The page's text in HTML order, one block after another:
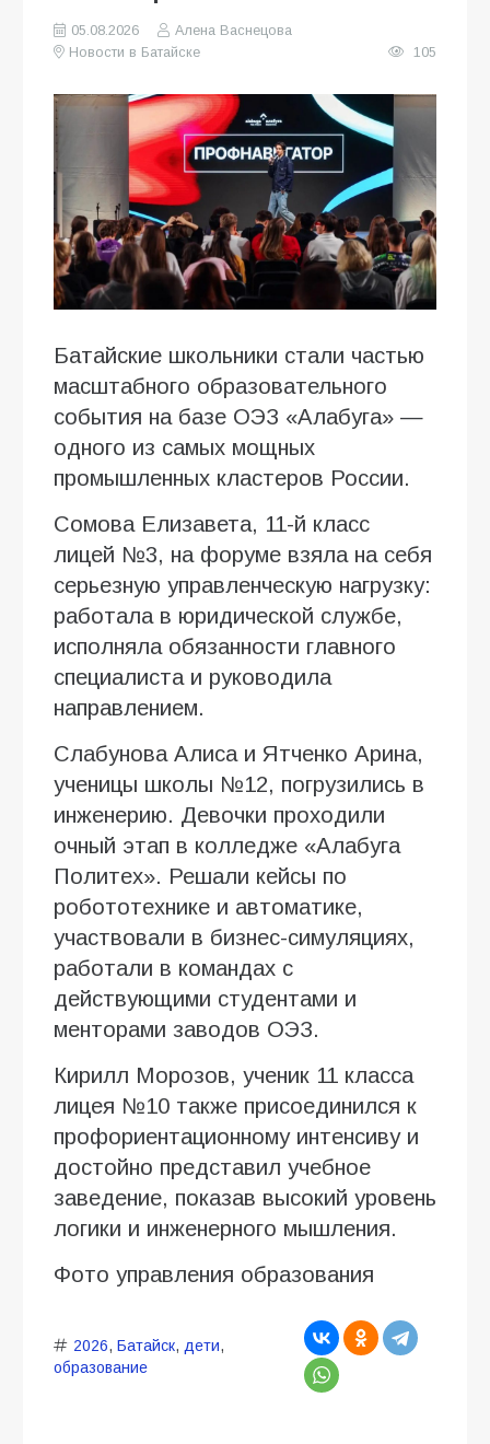
05.08.2026
Алена Васнецова
Новости в Батайске
105
Батайские школьники стали частью
масштабного образовательного
события на базе ОЭЗ «Алабуга» —
одного из самых мощных
промышленных кластеров России.
Сомова Елизавета, 11-й класс
лицей №3, на форуме взяла на себя
серьезную управленческую нагрузку:
работала в юридической службе,
исполняла обязанности главного
специалиста и руководила
направлением.
Слабунова Алиса и Ятченко Арина,
ученицы школы №12, погрузились в
инженерию. Девочки проходили
очный этап в колледже «Алабуга
Политех». Решали кейсы по
робототехнике и автоматике,
участвовали в бизнес-симуляциях,
работали в командах с
действующими студентами и
менторами заводов ОЭЗ.
Кирилл Морозов, ученик 11 класса
лицея №10 также присоединился к
профориентационному интенсиву и
достойно представил учебное
заведение, показав высокий уровень
логики и инженерного мышления.
Фото управления образования
2026, Батайск, дети,
образование